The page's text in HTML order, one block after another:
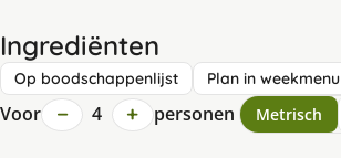
Ingrediënten
Op boodschappenlijst Plan in weekmenu
Voor − 4 + personen Metrisch